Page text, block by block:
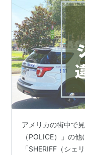
アメリカの街中で
（POLICE）」の
「SHERIFF（シェ